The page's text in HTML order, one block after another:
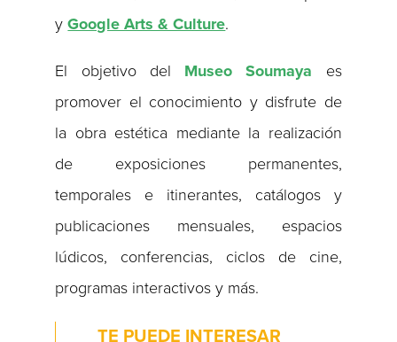
yGoogle Arts & Culture.
El objetivo del Museo Soumaya es
promover el conocimiento y disfrute de
la obra estética mediante la realización
de exposiciones permanentes,
temporales e itinerantes, catálogos y
publicaciones mensuales, espacios
lúdicos, conferencias, ciclos de cine,
programas interactivos y más.
TE PUEDE INTERESAR